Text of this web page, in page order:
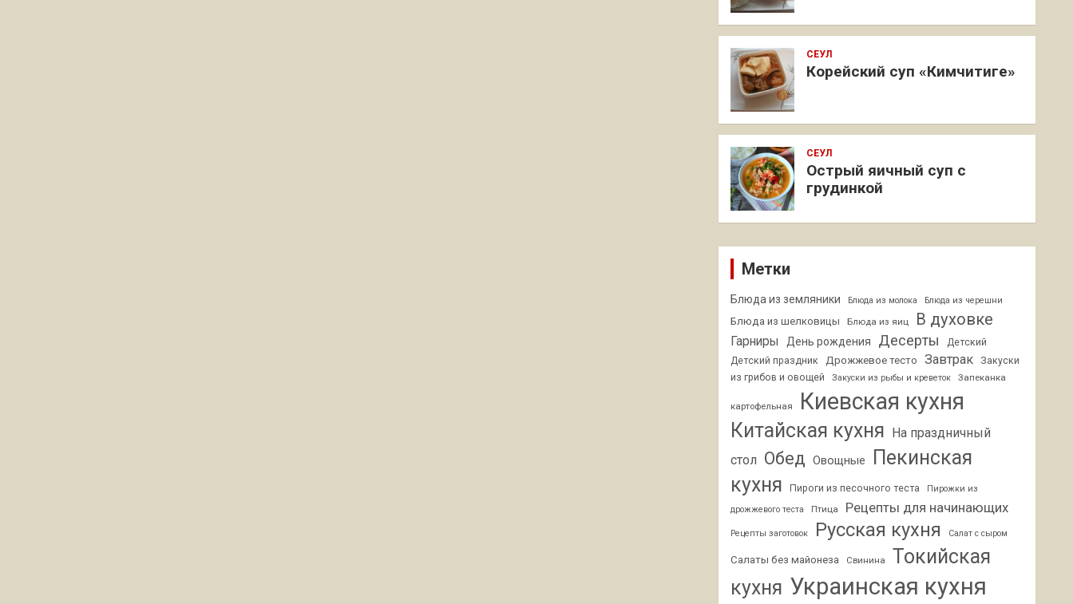
СЕУЛ
Корейский суп «Кимчитиге»
СЕУЛ
Острый яичный суп с
грудинкой
Метки
Блюда из земляники Блюда из молока Блюда из черешни
Блюда из шелковицы Блюда из яиц В духовке
Гарниры День рождения Десерты
Детский
Детский праздник
Дрожжевое тесто Завтрак
Закуски
из грибов и овощей
Закуски из рыбы и креветок Запеканка
картофельная Киевская кухня
Китайская кухня На праздничный
стол Обед Овощные
Пекинская
кухня
Пироги из песочного теста
Пирожки из
дрожжевого теста
Птица Рецепты для начинающих
Рецепты заготовок Русская кухня Салат с сыром
Салаты без майонеза Свинина
Токийская
кухня Украинская кухня